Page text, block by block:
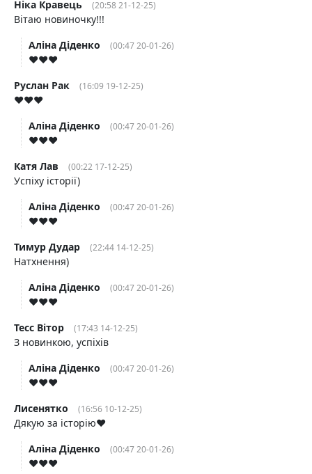
Ніка Кравець
(20:58 21-12-25)
Вітаю новиночку!!!
Аліна Діденко
(00:47 20-01-26)
♥️♥️♥️
Руслан Рак
(16:09 19-12-25)
❤️❤️❤️
Аліна Діденко
(00:47 20-01-26)
♥️♥️♥️
Катя Лав
(00:22 17-12-25)
Успіху історії)
Аліна Діденко
(00:47 20-01-26)
♥️♥️♥️
Тимур Дудар
(22:44 14-12-25)
Натхнення)
Аліна Діденко
(00:47 20-01-26)
♥️♥️♥️
Тесс Вітор
(17:43 14-12-25)
З новинкою, успіхів
Аліна Діденко
(00:47 20-01-26)
♥️♥️♥️
Лисенятко
(16:56 10-12-25)
Дякую за історію❤️
Аліна Діденко
(00:47 20-01-26)
♥️♥️♥️